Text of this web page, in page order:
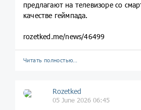
предлагают на телевизоре со
качестве геймпада.
rozetked.me/news/46499
Читать полностью…
Rozetked
05 June 2026 06:45